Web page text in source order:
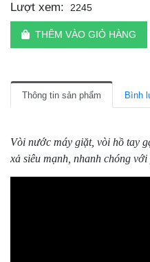
Lượt xem: 2245
THÊM VÀO GIỎ HÀNG
Thông tin sản phẩm Bình
Vòi nước máy giặt, vòi hồ tay
xả siêu mạnh, nhanh chóng